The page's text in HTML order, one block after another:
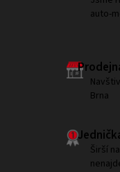
auto-
Brna
Širší